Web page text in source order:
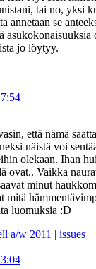
tai no, yksi
annetaan se
asukokonaisuuksia
jo löytyy.
että nämä
näistä voi
olekaan. Ihan
ovat.. Vaikka
minut
mitä
luomuksia :D
a/w 2011 | issues